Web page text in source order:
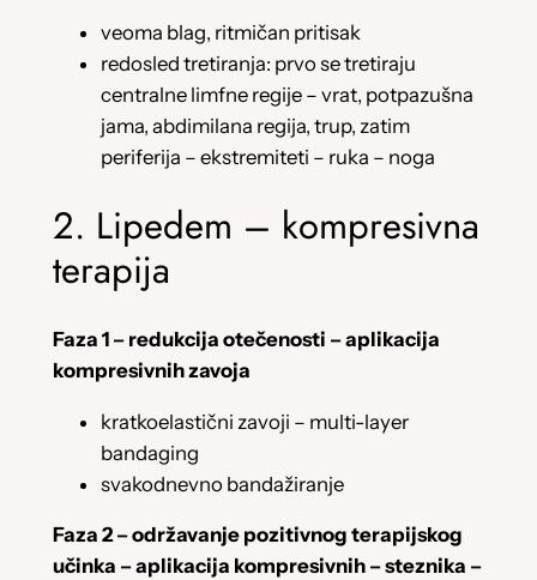
veoma blag, ritmičan pritisak
redosled tretiranja: prvo se tretiraju
centralne limfne regije – vrat, potpazušna
jama, abdimilana regija, trup, zatim
periferija – ekstremiteti – ruka – noga
2. Lipedem – kompresivna
terapija
Faza 1 – redukcija otečenosti – aplikacija
kompresivnih zavoja
kratkoelastični zavoji – multi-layer
bandaging
svakodnevno bandažiranje
Faza 2 – održavanje pozitivnog terapijskog
učinka – aplikacija kompresivnih – steznika –